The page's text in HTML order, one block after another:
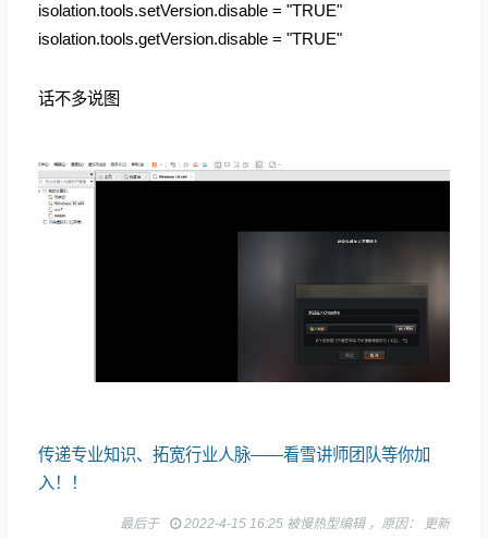
isolation.tools.setVersion.disable = "TRUE"
isolation.tools.getVersion.disable = "TRUE"
话不多说图
传递专业知识、拓宽行业人脉——看雪讲师团队等你加
入！！
最后于 2022-4-15 16:25 被慢热型编辑 ，原因： 更新